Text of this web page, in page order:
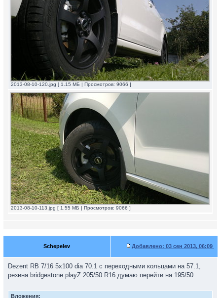
2013-08-10-120.jpg [ 1.15 МБ | Просмотров: 9066 ]
2013-08-10-113.jpg [ 1.55 МБ | Просмотров: 9066 ]
Schepelev Добавлено: 03 сен 2013, 06:09
Dezent RB 7/16 5x100 dia 70.1 с переходными кольцами на 57.1,
резина bridgestone playZ 205/50 R16 думаю перейти на 195/50
Вложения: